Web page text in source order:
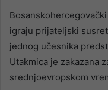
igraju prijateljski
jednog učesnika
Utakmica je zakazana
srednjoevropskom